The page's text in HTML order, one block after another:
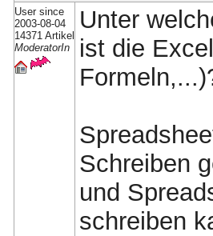
User since
2003-08-04
14371 Artikel
ModeratorIn
Unter
ist die
Schreiben
und
schreiben